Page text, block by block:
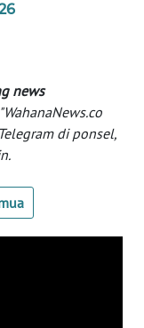
news
di ponsel,